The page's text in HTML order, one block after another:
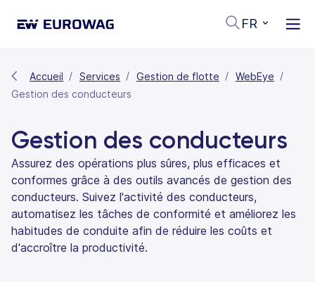
FR
Accueil Services Gestion de flotte
WebEye
Gestion des conducteurs
Gestion des conducteurs
Assurez des opérations plus sûres, plus efficaces et
conformes grâce à des outils avancés de gestion des
conducteurs. Suivez l'activité des conducteurs,
automatisez les tâches de conformité et améliorez les
habitudes de conduite afin de réduire les coûts et
d'accroître la productivité.